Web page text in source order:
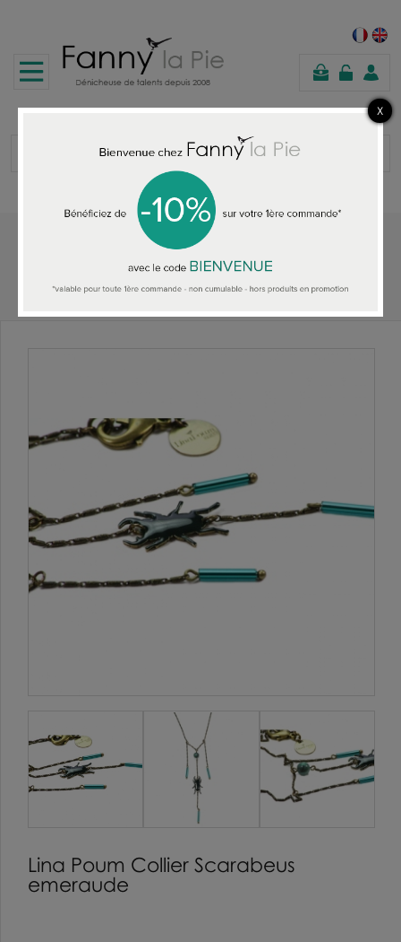
panier
Accueil
TOUS LES COLLIERS
Lina Poum Collier Scarabeus emeraude
Lina Poum Collier Scarabeus
emeraude